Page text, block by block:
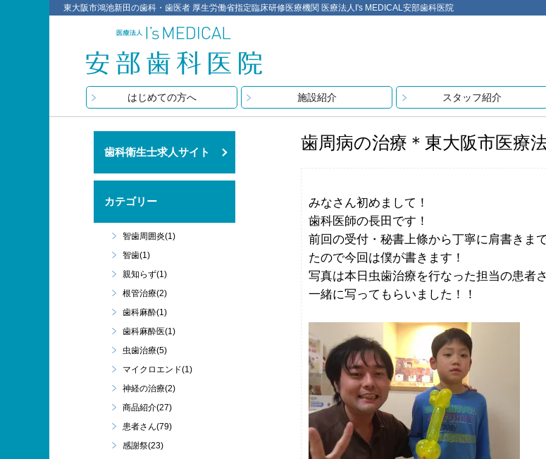
東大阪市鴻池新田の歯科・歯医者 厚生労働省指定臨床研修医療機関 医療法人I's MEDICAL安部歯科医院
はじめての方へ 施設紹介 スタッフ紹介
歯周病の治療＊東大阪市医療
みなさん初めまして！
歯科医師の長田です！
前回の受付・秘書上條から丁寧に肩書きま
たので今回は僕が書きます！
写真は本日虫歯治療を行なった担当の患者さ
一緒に写ってもらいました！！
歯科衛生士求人サイト
カテゴリー
智歯周囲炎(1)
智歯(1)
親知らず(1)
根管治療(2)
歯科麻酔(1)
歯科麻酔医(1)
虫歯治療(5)
マイクロエンド(1)
神経の治療(2)
商品紹介(27)
患者さん(79)
感謝祭(23)